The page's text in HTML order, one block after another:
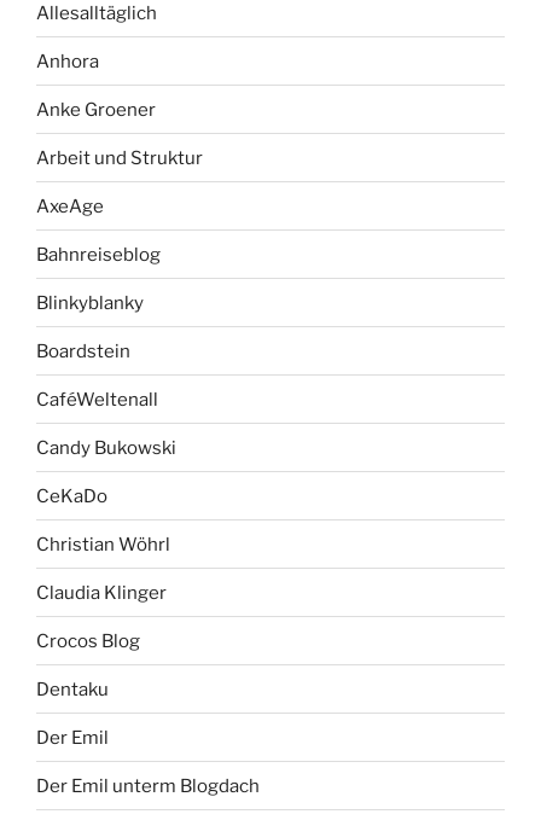
Allesalltäglich
Anhora
Anke Groener
Arbeit und Struktur
AxeAge
Bahnreiseblog
Blinkyblanky
Boardstein
CaféWeltenall
Candy Bukowski
CeKaDo
Christian Wöhrl
Claudia Klinger
Crocos Blog
Dentaku
Der Emil
Der Emil unterm Blogdach